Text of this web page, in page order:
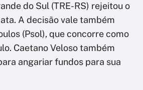
do Sul (TRE-RS) rejeitou o
A decisão vale também
(Psol), que concorre como
Caetano Veloso também
angariar fundos para sua